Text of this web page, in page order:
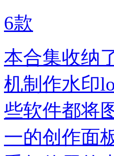
6款
本合集收纳
机制作水印
些软件都将
一的创作面